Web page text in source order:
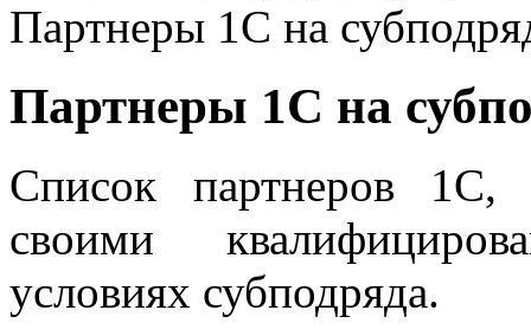
Партнеры 1С на
Партнеры 1С на
Список партнеров 1С,
своими
условиях субподряда.